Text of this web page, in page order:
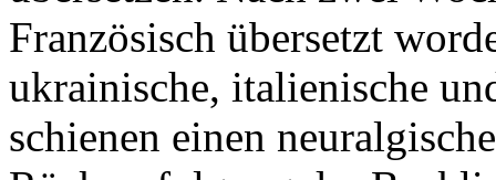
Französisch übersetzt
ukrainische, italienische
schienen einen